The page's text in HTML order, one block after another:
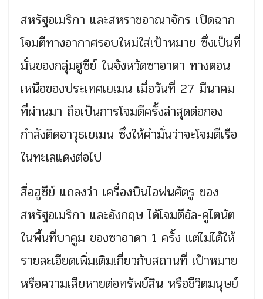
สหรัฐอเมริกา และสหราชอาณาจักร เปิดฉาก
โจมตีทางอากาศรอบใหม่ใส่เป้าหมาย ซึ่งเป็นที่
มั่นของกลุ่มฮูซีย์ ในจังหวัดซาอาดา ทางตอน
เหนือของประเทศเยเมน เมื่อวันที่ 27 มีนาคม
ที่ผ่านมา ถือเป็นการโจมตีครั้งล่าสุดต่อกอง
กำลังติดอาวุธเยเมน ซึ่งให้คำมั่นว่าจะโจมตีเรือ
ในทะเลแดงต่อไป
สื่อฮูซีย์ แถลงว่า เครื่องบินไอพ่นศัตรู ของ
สหรัฐอเมริกา และอังกฤษ ได้โจมตีอัล-คูไตนัต
ในพื้นที่บาคูม ของซาอาดา 1 ครั้ง แต่ไม่ได้ให้
รายละเอียดเพิ่มเติมเกี่ยวกับสถานที่ เป้าหมาย
หรือความเสียหายต่อทรัพย์สิน หรือชีวิตมนุษย์